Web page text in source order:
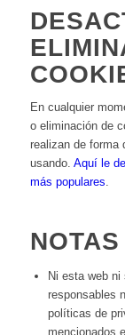
En cualquier
o eliminación de
realizan de forma
usando. Aquí le
más populares.
Ni esta web
responsables
políticas de
mencionados